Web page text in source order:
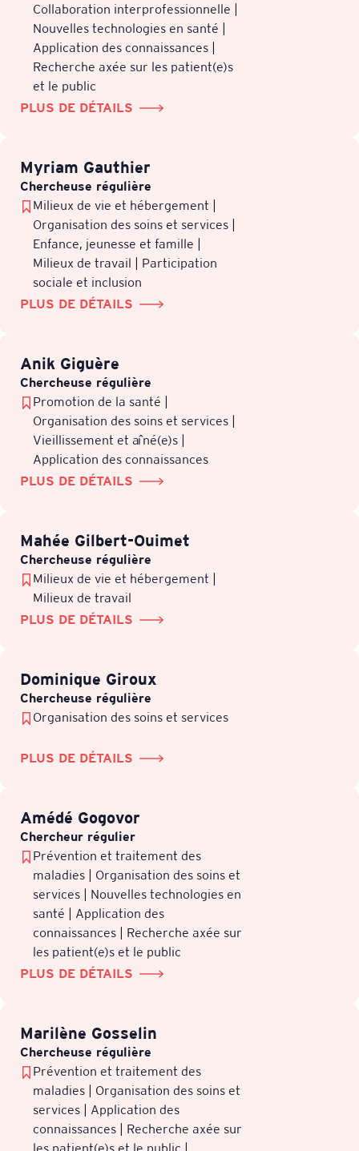
Collaboration interprofessionnelle |
Nouvelles technologies en santé |
Application des connaissances |
Recherche axée sur les patient(e)s
et le public
PLUS DE DÉTAILS
Myriam Gauthier
Chercheuse régulière
Milieux de vie et hébergement |
Organisation des soins et services |
Enfance, jeunesse et famille |
Milieux de travail | Participation
sociale et inclusion
PLUS DE DÉTAILS
Anik Giguère
Chercheuse régulière
Promotion de la santé |
Organisation des soins et services |
Vieillissement et aîné(e)s |
Application des connaissances
PLUS DE DÉTAILS
Mahée Gilbert-Ouimet
Chercheuse régulière
Milieux de vie et hébergement |
Milieux de travail
PLUS DE DÉTAILS
Dominique Giroux
Chercheuse régulière
Organisation des soins et services
PLUS DE DÉTAILS
Amédé Gogovor
Chercheur régulier
Prévention et traitement des
maladies | Organisation des soins et
services | Nouvelles technologies en
santé | Application des
connaissances | Recherche axée sur
les patient(e)s et le public
PLUS DE DÉTAILS
Marilène Gosselin
Chercheuse régulière
Prévention et traitement des
maladies | Organisation des soins et
services | Application des
connaissances | Recherche axée sur